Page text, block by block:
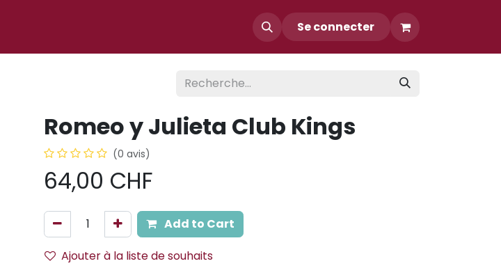
Se connecter
Romeo y Julieta Club Kings
(0 avis)
64,00 CHF
Add to Cart
Ajouter à la liste de souhaits